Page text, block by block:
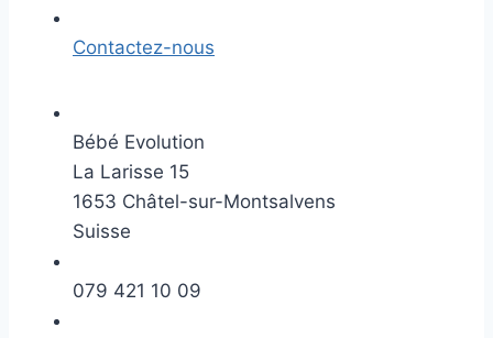
Contactez-nous
Bébé Evolution
La Larisse 15
1653 Châtel-sur-Montsalvens
Suisse
079 421 10 09